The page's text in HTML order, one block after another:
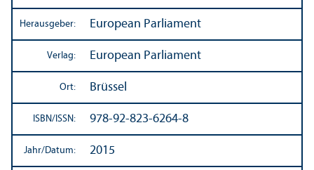
Herausgeber: European Parliament
Verlag: European Parliament
Ort: Brüssel
ISBN/ ISSN: 978-92-823-6264-8
Jahr/Datum: 2015